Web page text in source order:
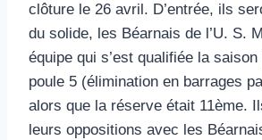
clôture le 26 avril. D’entrée, ils
du solide, les Béarnais de l’U. S.
équipe qui s’est qualifiée la
poule 5 (élimination en barrages
alors que la réserve était 11ème.
leurs oppositions avec les